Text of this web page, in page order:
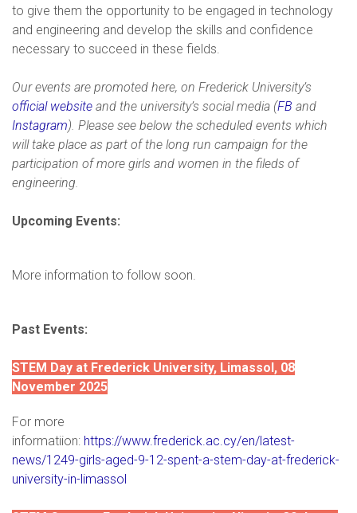
to give them the opportunity to be engaged in technology
and engineering and develop the skills and confidence
necessary to succeed in these fields.
Our events are promoted here, on Frederick University’s
official website and the university’s social media (FB and
Instagram). Please see below the scheduled events which
will take place as part of the long run campaign for the
participation of more girls and women in the fileds of
engineering.
Upcoming Events:
More information to follow soon.
Past Events:
STEM Day at Frederick University, Limassol, 08
November 2025
For more
informatiion: https://www.frederick.ac.cy/en/latest-
news/1249-girls-aged-9-12-spent-a-stem-day-at-frederick-
university-in-limassol